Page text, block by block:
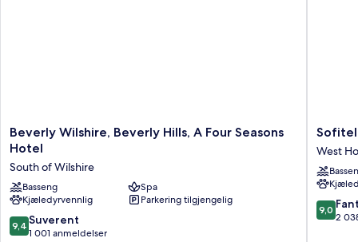
Beverly
Wilshire,
Hills,
A
Four
Seasons
Hotel
Beverly Wilshire, Beverly Hills, A Four Seasons
Hotel
South of Wilshire
Basseng
Spa
Kjæledyrvennlig
Parkering tilgjengelig
9.4
av
9,4 Suverent
1 001 anmeldelser
Sofitel
LA
at
Beverly
Hills
West
Sofitel
West
9.0
av
9,0
2